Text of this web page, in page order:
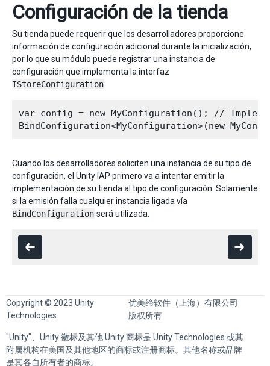
Configuración de la tienda
Su tienda puede requerir que los desarrolladores proporcione
información de configuración adicional durante la inicialización,
por lo que su módulo puede registrar una instancia de
configuración que implementa la interfaz
IStoreConfiguration:
var config = new MyConfiguration(); //
Cuando los desarrolladores soliciten una instancia de su tipo de
configuración, el Unity IAP primero va a intentar emitir la
implementación de su tienda al tipo de configuración. Solamente
si la emisión falla cualquier instancia ligada vía
BindConfiguration será utilizada.
Copyright © 2023 Unity
Technologies
优美缔软件（上海）有限公司
版权所有
"Unity"、Unity 徽标及其他 Unity 商标是 Unity Technologies 或其
附属机构在美国及其他地区的商标或注册商标。其他名称或品牌
是其各自所有者的商标。